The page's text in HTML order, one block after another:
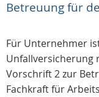
Betreuung für
Für Unternehmer
Unfallversicherung
Vorschrift 2 zur
Fachkraft für